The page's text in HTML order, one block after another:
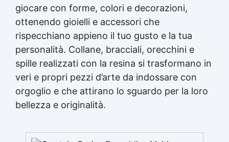
giocare con forme, colori e decorazioni,
ottenendo gioielli e accessori che
rispecchiano appieno il tuo gusto e la tua
personalità. Collane, bracciali, orecchini e
spille realizzati con la resina si trasformano in
veri e propri pezzi d’arte da indossare con
orgoglio e che attirano lo sguardo per la loro
bellezza e originalità.